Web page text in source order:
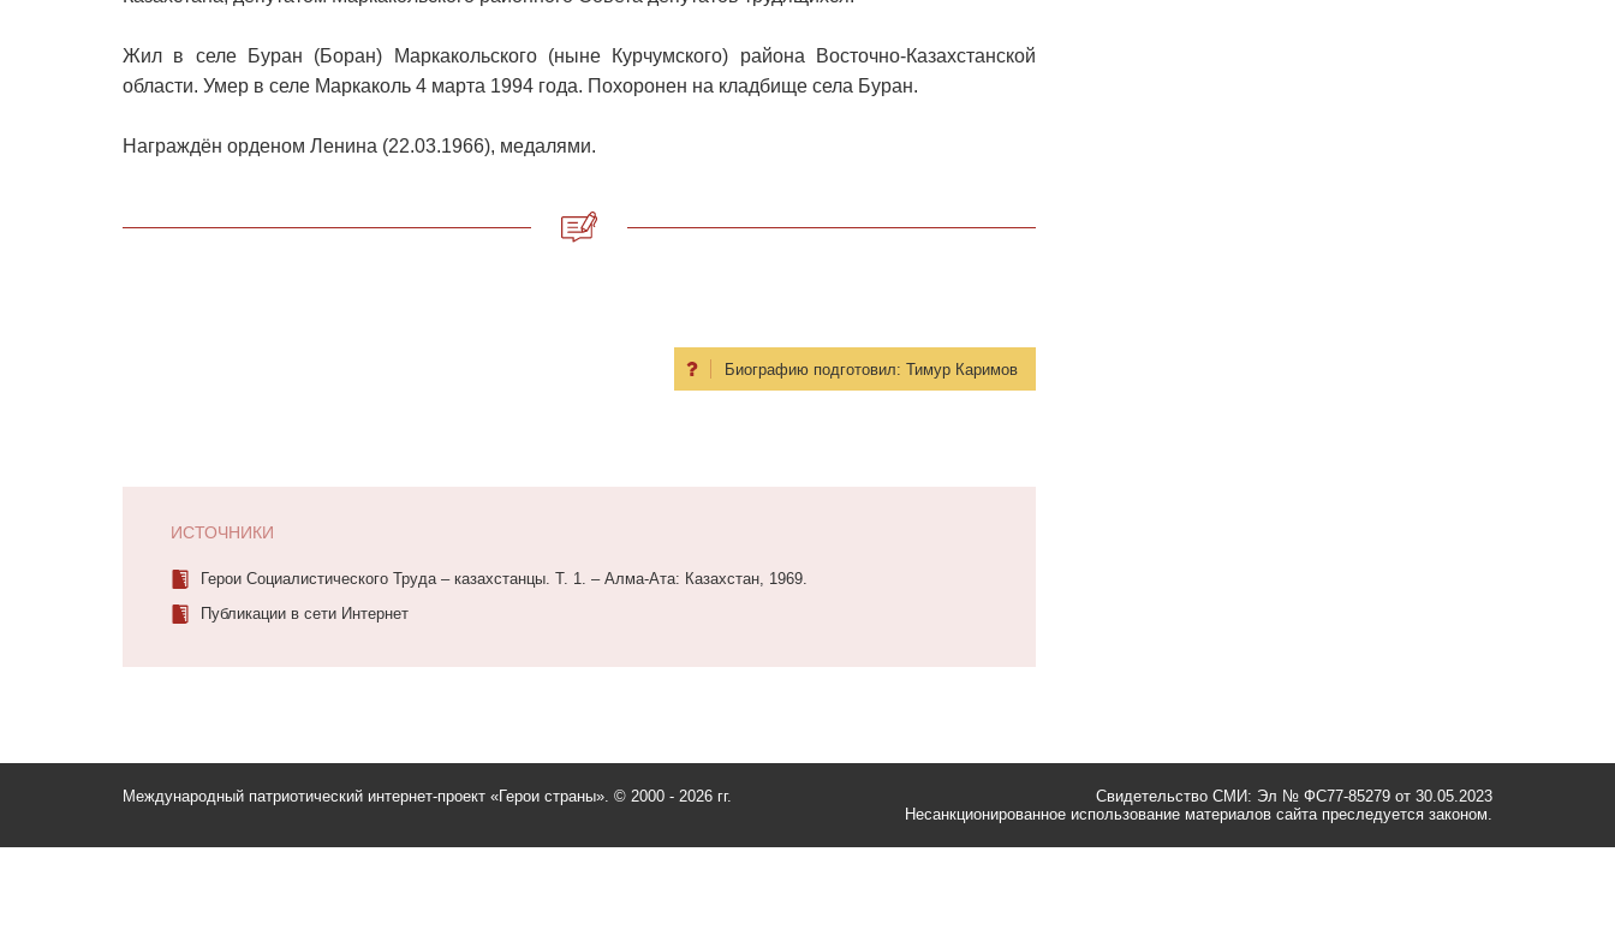
Жил в селе Буран (Боран) Маркакольского (ныне Курчумского) района Восточно-Казахстанской
области. Умер в селе Маркаколь 4 марта 1994 года. Похоронен на кладбище села Буран.
Награждён орденом Ленина (22.03.1966), медалями.
Биографию подготовил: Тимур Каримов
ИСТОЧНИКИ
Герои Социалистического Труда – казахстанцы. Т. 1. – Алма-Ата: Казахстан, 1969.
Публикации в сети Интернет
Международный патриотический интернет-проект «Герои страны». © 2000 - 2026 гг.
Свидетельство СМИ: Эл № ФС77-85279 от 30.05.2023
Несанкционированное использование материалов сайта преследуется законом.